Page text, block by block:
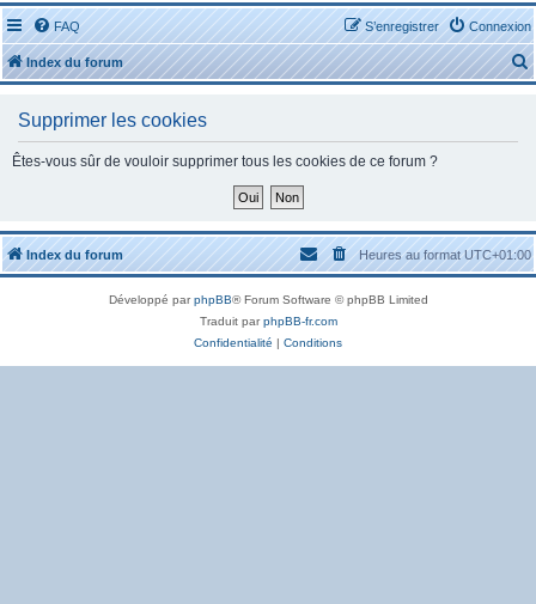
FAQ Connexion
S’enregistrer
Index du forum
e
c
h
Supprimer les cookies
Êtes-vous sûr de vouloir supprimer tous les cookies de ce forum ?
Index du forum Heures au formatUTC+01:00
Développé parphpBB® Forum Software © phpBB Limited
Traduit parphpBB-fr.com
Confidentialité | Conditions